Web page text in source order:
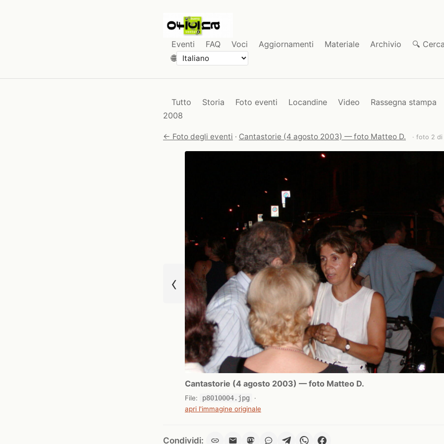
Eventi FAQ Voci Aggiornamenti Materiale Archivio
🔍
🌐
Tutto Storia Foto eventi Locandine Video
Rassegna stampa
2008
← Foto degli eventi · Cantastorie (4 agosto 2003) — foto Matteo D. · foto 2 di
‹
Cantastorie (4 agosto 2003) — foto Matteo D.
File: p8010004.jpg
·
apri l'immagine originale
Condividi: